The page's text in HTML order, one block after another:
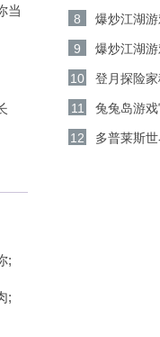
当
;
;
器(Comic
v2.2.2安卓
8
爆炒江湖
码)移动版
9
爆炒江湖
v1.49安卓
10
登月探险
Pioneer)绿
11
兔兔岛游
Shima)移
12
多普莱斯